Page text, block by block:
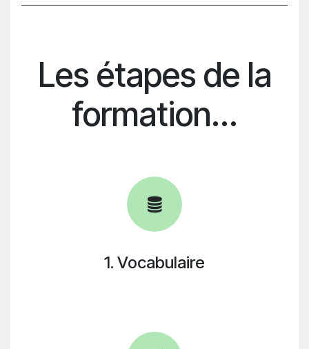
Les étapes de la
formation...
1. Vocabulaire